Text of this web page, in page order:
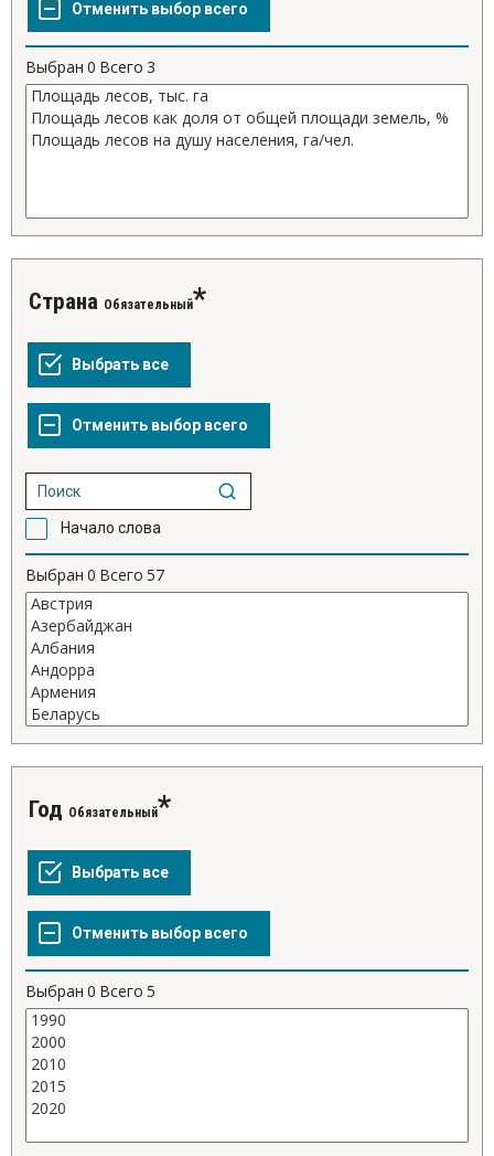
Выбран 0 Всего 3
Страна Обязательный
Начало слова
Выбран 0 Всего 57
Год Обязательный
Выбран 0 Всего 5